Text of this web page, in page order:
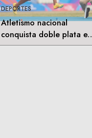
DEPORTES
Atletismo nacional
conquista doble plata en
Santo Domingo